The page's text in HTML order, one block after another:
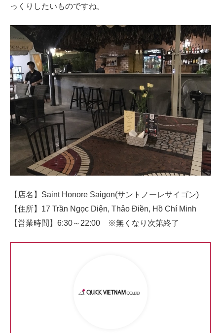
っくりしたいものですね。
【店名】Saint Honore Saigon(サントノーレサイゴン)
【住所】17 Trần Ngọc Diện, Thảo Điền, Hồ Chí Minh
【営業時間】6:30～22:00 ※無くなり次第終了